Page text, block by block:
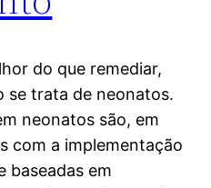
do que remediar,
se trata de neonatos.
neonatos são, em
com a implementação
baseadas em